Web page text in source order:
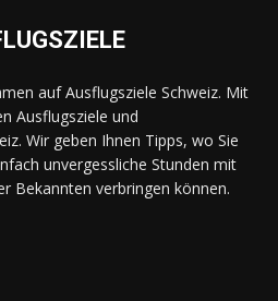
auf Ausflugsziele Schweiz. Mit
Ausflugsziele und
Wir geben Ihnen Tipps, wo Sie
unvergessliche Stunden mit
Bekannten verbringen können.